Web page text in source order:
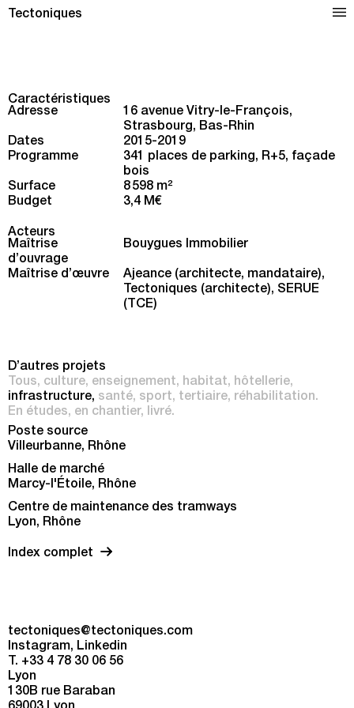
Tectoniques
Parking silo à Strasbourg
Caractéristiques
Adresse
16 avenue Vitry-le-François,
Strasbourg, Bas-Rhin
Dates
2015-2019
Programme
341 places de parking, R+5, façade
bois
Surface
8 598 m2
Budget
3,4 M€
Acteurs
Maîtrise
d’ouvrage
Bouygues Immobilier
Maîtrise d’œuvre
Ajeance (architecte, mandataire),
Tectoniques (architecte), SERUE
(TCE)
D’autres projets
Tous
culture enseignement habitat
hôtellerie
infrastructure santé sport tertiaire réhabilitation
En études
en chantier livré
Poste source
Villeurbanne, Rhône
Halle de marché
Marcy-l'Étoile, Rhône
Centre de maintenance des tramways
Lyon, Rhône
Index complet
tectoniques@tectoniques.com
Instagram Linkedin
T. +33 4 78 30 06 56
Lyon
130B rue Baraban